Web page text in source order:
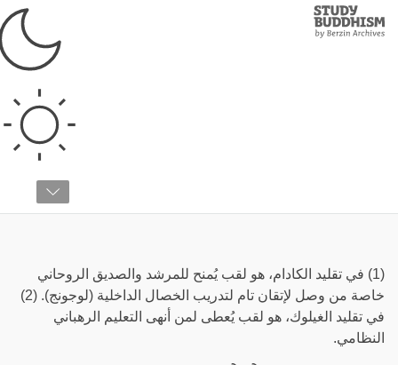
Study
Buddhism
(1) في تقليد الكادام، هو لقب يُمنح للمرشد والصديق الروحاني
خاصة من وصل لإتقان تام لتدريب الخصال الداخلية (لوجونج). (2)
في تقليد الغيلوك، هو لقب يُعطى لمن أنهى التعليم الرهباني
النظامي.